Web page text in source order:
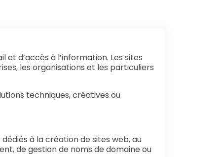
d’accès à l’information. Les sites
les organisations et les particuliers
techniques, créatives ou
à la création de sites web, au
de gestion de noms de domaine ou